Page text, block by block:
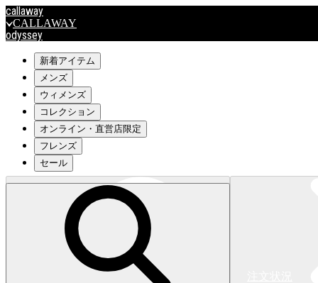
callaway
CALLAWAY
odyssey
travismathew
outlet
OUTLET
キャロウェイアパレルはこちら>>>
新着アイテム
メンズ
ウィメンズ
コレクション
オンライン・直営店限定
フレンズ
セール